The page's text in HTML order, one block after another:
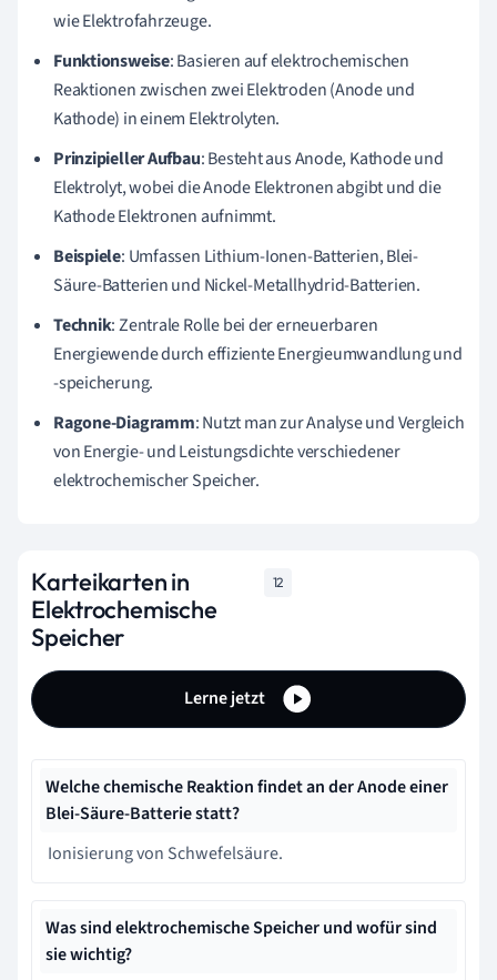
wie Elektrofahrzeuge.
Funktionsweise: Basieren auf elektrochemischen
Reaktionen zwischen zwei Elektroden (Anode und
Kathode) in einem Elektrolyten.
Prinzipieller Aufbau: Besteht aus Anode, Kathode und
Elektrolyt, wobei die Anode Elektronen abgibt und die
Kathode Elektronen aufnimmt.
Beispiele: Umfassen Lithium-Ionen-Batterien, Blei-
Säure-Batterien und Nickel-Metallhydrid-Batterien.
Technik: Zentrale Rolle bei der erneuerbaren
Energiewende durch effiziente Energieumwandlung und
-speicherung.
Ragone-Diagramm: Nutzt man zur Analyse und Vergleich
von Energie- und Leistungsdichte verschiedener
elektrochemischer Speicher.
Karteikarten in
Elektrochemische
Speicher
12
Lerne jetzt
Welche chemische Reaktion findet an der Anode einer
Blei-Säure-Batterie statt?
Ionisierung von Schwefelsäure.
Was sind elektrochemische Speicher und wofür sind
sie wichtig?